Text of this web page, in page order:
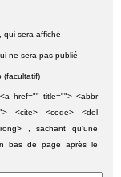
qui sera affiché
ne sera pas publié
(facultatif)
href="" title=""> <abbr
<cite> <code> <del
, sachant qu'une
bas de page après le